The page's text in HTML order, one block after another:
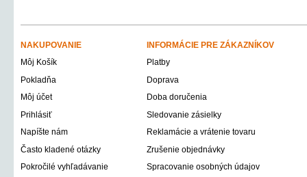
NAKUPOVANIE
INFORMÁCIE PRE ZÁKAZNÍKOV
Môj Košík
Platby
Pokladňa
Doprava
Môj účet
Doba doručenia
Prihlásiť
Sledovanie zásielky
Napíšte nám
Reklamácie a vrátenie tovaru
Často kladené otázky
Zrušenie objednávky
Pokročilé vyhľadávanie
Spracovanie osobných údajov